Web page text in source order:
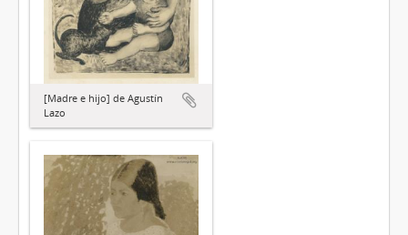
[Madre e hijo] de Agustín
Lazo